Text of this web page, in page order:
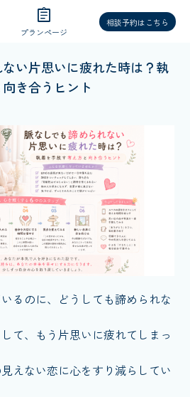
assignment
プランページ
相談予約はこちら
い片思いに疲れた時は？執
き合うヒント
るのに、どうしても諦められな
て、もう片思いに疲れてしまっ
えない恋に心をすり減らしてい